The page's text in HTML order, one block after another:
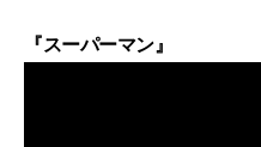
『スーパーマン』